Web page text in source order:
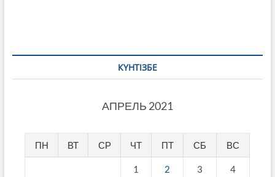
КҮНТІЗБЕ
АПРЕЛЬ 2021
ПН ВТ СР ЧТ ПТ СБ ВС
1 2 3 4